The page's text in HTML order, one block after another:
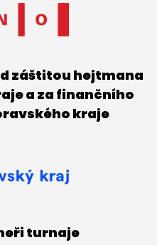
záštitou hejtmana
a za finančního
kraje
turnaje